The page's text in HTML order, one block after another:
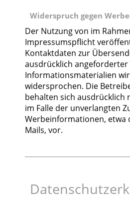
Widerspruch gegen
Der Nutzung von im
Impressumspflicht
Kontaktdaten zur
ausdrücklich
Informationsmaterialien
widersprochen. Die
behalten sich ausdrücklich
im Falle der unverlangten
Werbeinformationen, etwa
Mails, vor.